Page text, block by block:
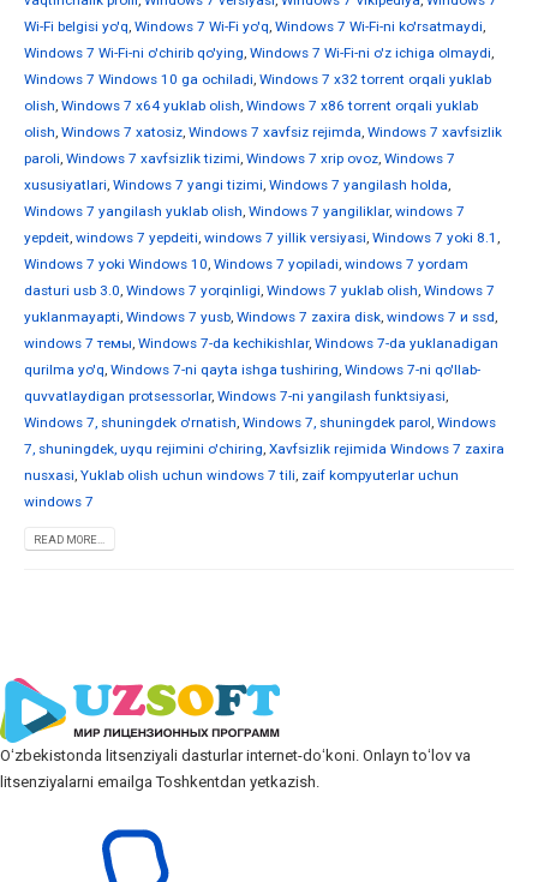
Wi-Fi belgisi yo'q, Windows 7 Wi-Fi yo'q, Windows 7 Wi-Fi-ni ko'rsatmaydi,
Windows 7 Wi-Fi-ni o'chirib qo'ying, Windows 7 Wi-Fi-ni o'z ichiga olmaydi,
Windows 7 Windows 10 ga ochiladi, Windows 7 x32 torrent orqali yuklab
olish, Windows 7 x64 yuklab olish, Windows 7 x86 torrent orqali yuklab
olish, Windows 7 xatosiz, Windows 7 xavfsiz rejimda, Windows 7 xavfsizlik
paroli, Windows 7 xavfsizlik tizimi, Windows 7 xrip ovoz, Windows 7
xususiyatlari, Windows 7 yangi tizimi, Windows 7 yangilash holda,
Windows 7 yangilash yuklab olish, Windows 7 yangiliklar, windows 7
yepdeit, windows 7 yepdeiti, windows 7 yillik versiyasi, Windows 7 yoki 8.1 ,
Windows 7 yoki Windows 10, Windows 7 yopiladi, windows 7 yordam
dasturi usb 3.0, Windows 7 yorqinligi, Windows 7 yuklab olish, Windows 7
yuklanmayapti, Windows 7 yusb, Windows 7 zaxira disk, windows 7 и ssd,
windows 7 темы, Windows 7-da kechikishlar, Windows 7-da yuklanadigan
qurilma yo'q, Windows 7-ni qayta ishga tushiring, Windows 7-ni qo'llab-
quvvatlaydigan protsessorlar, Windows 7-ni yangilash funktsiyasi,
Windows 7, shuningdek o'rnatish, Windows 7, shuningdek parol, Windows
7, shuningdek, uyqu rejimini o'chiring, Xavfsizlik rejimida Windows 7 zaxira
nusxasi, Yuklab olish uchun windows 7 tili, zaif kompyuterlar uchun
windows 7
READ MORE...
Oʻzbekistonda litsenziyali dasturlar internet-doʻkoni. Onlayn toʻlov va
litsenziyalarni emailga Toshkentdan yetkazish.